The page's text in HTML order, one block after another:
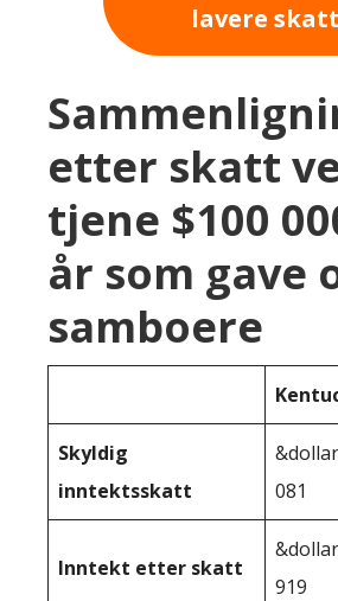
lavere skatt
etter skatt
tjene $100
år som gave
samboere
Skyldig
inntektsskatt
081
Inntekt etter skatt
919